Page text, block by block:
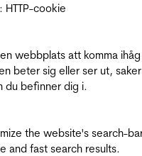
: HTTP-cookie
webbplats att komma ihåg
beter sig eller ser ut,
du befinner dig i.
the website's search-
and fast search results.